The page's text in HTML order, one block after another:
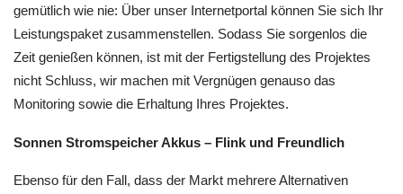
gemütlich wie nie: Über unser Internetportal können Sie sich Ihr
Leistungspaket zusammenstellen. Sodass Sie sorgenlos die
Zeit genießen können, ist mit der Fertigstellung des Projektes
nicht Schluss, wir machen mit Vergnügen genauso das
Monitoring sowie die Erhaltung Ihres Projektes.
Sonnen Stromspeicher Akkus – Flink und Freundlich
Ebenso für den Fall, dass der Markt mehrere Alternativen